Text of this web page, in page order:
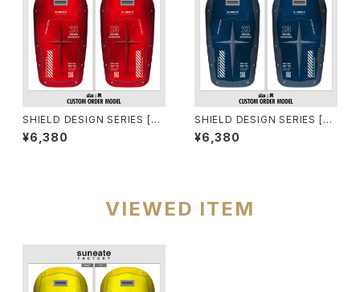
SHIELD DESIGN SERIES [RE
D]
¥6,380
SHIELD DESIGN SERIES [NA
VY]
¥6,380
VIEWED ITEM